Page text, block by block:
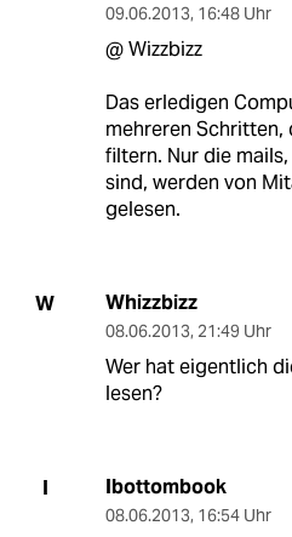
09.06.2013, 16:48 Uhr
@ Wizzbizz
Das erledigen
mehreren Schritten,
filtern. Nur die
sind, werden von
gelesen.
W Whizzbizz
08.06.2013, 21:49 Uhr
Wer hat eigentlich
lesen?
I Ibottombook
08.06.2013, 16:54 Uhr